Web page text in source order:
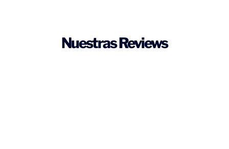
Nuestras Reviews